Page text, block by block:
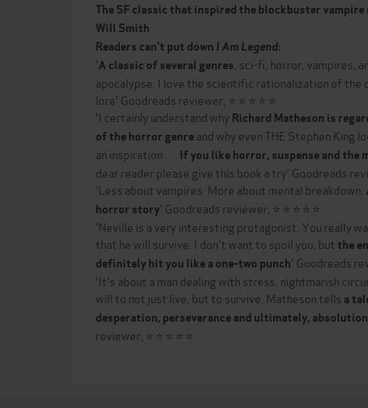
The SF classic that inspired the blockbuster
Will Smith
Readers can't put down I Am Legend:
'A classic of several genres , sci-fi, horror, vampires,
apocalypse. I love the scientific rationalization of the
lore' Goodreads reviewer, ⭐ ⭐ ⭐ ⭐ ⭐
'I certainly understand why Richard Matheson is
of the horror genreand why even THE Stephen King
an inspiration . . . If you like horror, suspense and the
dear reader please give this book a try' Goodreads
'Less about vampires. More about mental breakdown.
horror story' Goodreads reviewer, ⭐ ⭐ ⭐ ⭐ ⭐
'Neville is a very interesting protagonist. You really
that he will survive. I don't want to spoil you, but the
definitely hit you like a one-two punch' Goodreads
'It's about a man dealing with stress, nightmarish
will to not just live, but to survive. Matheson tells a
desperation, perseverance and ultimately, absolution
reviewer, ⭐ ⭐ ⭐ ⭐ ⭐